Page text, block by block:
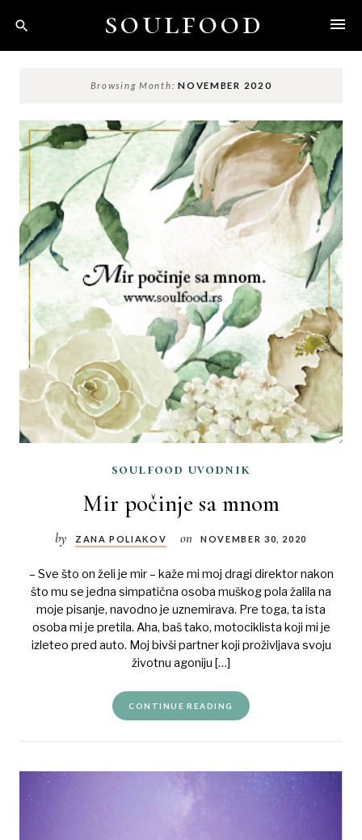
content
soulfood
Browsing Month:NOVEMBER 2020
soulfood uvodnik
Mir počinje sa mnom
by ZANA POLIAKOV on NOVEMBER 30, 2020
– Sve što on želi je mir – kaže mi moj dragi direktor nakon
što mu se jedna simpatična osoba muškog pola žalila na
moje pisanje, navodno je uznemirava. Pre toga, ta ista
osoba mi je pretila. Aha, baš tako, motociklista koji mi je
izleteo pred auto. Moj bivši partner koji proživljava svoju
životnu agoniju […]
CONTINUE READING